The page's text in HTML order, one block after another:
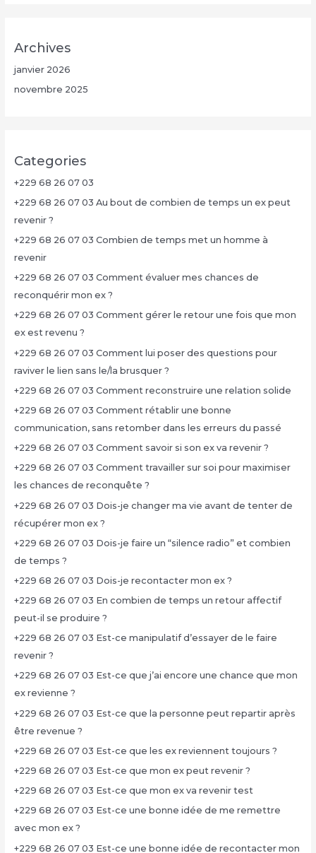
Archives
janvier 2026
novembre 2025
Categories
+229 68 26 07 03
+229 68 26 07 03 Au bout de combien de temps un ex peut
revenir ?
+229 68 26 07 03 Combien de temps met un homme à
revenir
+229 68 26 07 03 Comment évaluer mes chances de
reconquérir mon ex ?
+229 68 26 07 03 Comment gérer le retour une fois que mon
ex est revenu ?
+229 68 26 07 03 Comment lui poser des questions pour
raviver le lien sans le/la brusquer ?
+229 68 26 07 03 Comment reconstruire une relation solide
+229 68 26 07 03 Comment rétablir une bonne
communication, sans retomber dans les erreurs du passé
+229 68 26 07 03 Comment savoir si son ex va revenir ?
+229 68 26 07 03 Comment travailler sur soi pour maximiser
les chances de reconquête ?
+229 68 26 07 03 Dois-je changer ma vie avant de tenter de
récupérer mon ex ?
+229 68 26 07 03 Dois-je faire un “silence radio” et combien
de temps ?
+229 68 26 07 03 Dois-je recontacter mon ex ?
+229 68 26 07 03 En combien de temps un retour affectif
peut-il se produire ?
+229 68 26 07 03 Est-ce manipulatif d’essayer de le faire
revenir ?
+229 68 26 07 03 Est-ce que j’ai encore une chance que mon
ex revienne ?
+229 68 26 07 03 Est-ce que la personne peut repartir après
être revenue ?
+229 68 26 07 03 Est-ce que les ex reviennent toujours ?
+229 68 26 07 03 Est-ce que mon ex peut revenir ?
+229 68 26 07 03 Est-ce que mon ex va revenir test
+229 68 26 07 03 Est-ce une bonne idée de me remettre
avec mon ex ?
+229 68 26 07 03 Est-ce une bonne idée de recontacter mon